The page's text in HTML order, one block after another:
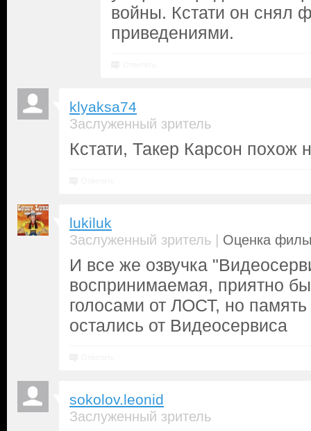
войны. Кстати он снял
приведениями.
klyaksa74
Заслуженный зритель
Кстати, Такер Карсон похож
lukiluk
Заслуженный зритель | Оценка
И все же озвучка
воспринимаемая, приятно
голосами от ЛОСТ, но
остались от Видеосервиса
sokolov.leonid
Заслуженный зритель